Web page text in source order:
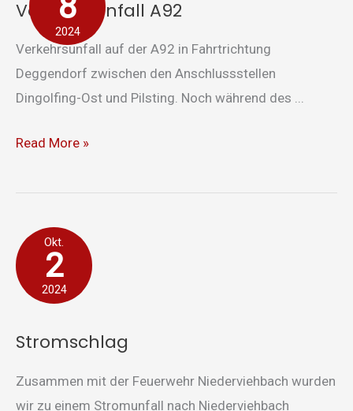
2024
Verkehrsunfall A92
Verkehrsunfall auf der A92 in Fahrtrichtung
Deggendorf zwischen den Anschlussstellen
Dingolfing-Ost und Pilsting. Noch während des ...
Read More »
Okt.
2
2024
Stromschlag
Zusammen mit der Feuerwehr Niederviehbach wurden
wir zu einem Stromunfall nach Niederviehbach
Stromschlag